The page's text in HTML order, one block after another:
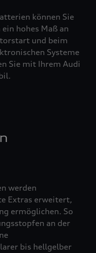
können Sie
hohes Maß an
und beim
Systeme
Sie mit Ihrem Audi
werden
Extras erweitert,
ermöglichen. So
an der
bis hellgelber